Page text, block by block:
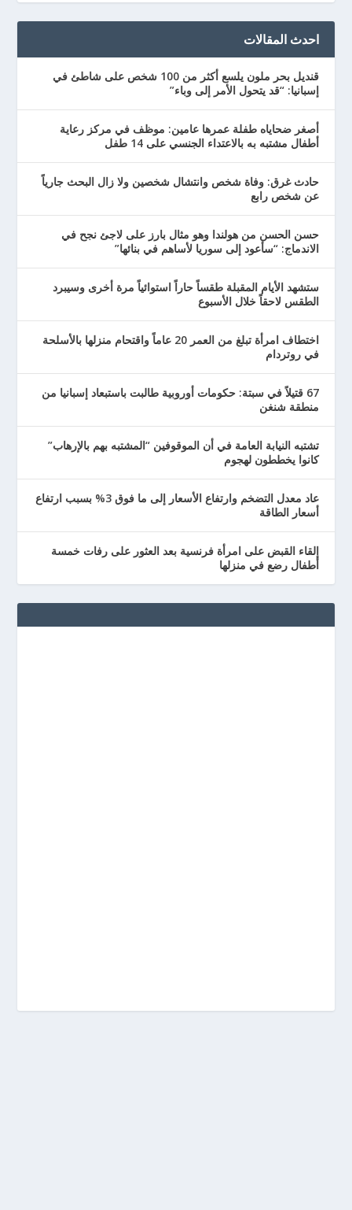
احدث المقالات
قنديل بحر ملون يلسع أكثر من 100 شخص على شاطئ في
إسبانيا: “قد يتحول الأمر إلى وباء”
أصغر ضحاياه طفلة عمرها عامين: موظف في مركز رعاية
أطفال مشتبه به بالاعتداء الجنسي على 14 طفل
حادث غرق: وفاة شخص وانتشال شخصين ولا زال البحث جارياً
عن شخص رابع
حسن الحسن من هولندا وهو مثال بارز على لاجئ نجح في
الاندماج: “سأعود إلى سوريا لأساهم في بنائها”
ستشهد الأيام المقبلة طقساً حاراً استوائياً مرة أخرى وسيبرد
الطقس لاحقاً خلال الأسبوع
اختطاف امرأة تبلغ من العمر 20 عاماً واقتحام منزلها بالأسلحة
في روتردام
67 قتيلاً في سبتة: حكومات أوروبية طالبت باستبعاد إسبانيا من
منطقة شنغن
تشتبه النيابة العامة في أن الموقوفين “المشتبه بهم بالإرهاب”
كانوا يخططون لهجوم
عاد معدل التضخم وارتفاع الأسعار إلى ما فوق 3% بسبب ارتفاع
أسعار الطاقة
إلقاء القبض على امرأة فرنسية بعد العثور على رفات خمسة
أطفال رضع في منزلها